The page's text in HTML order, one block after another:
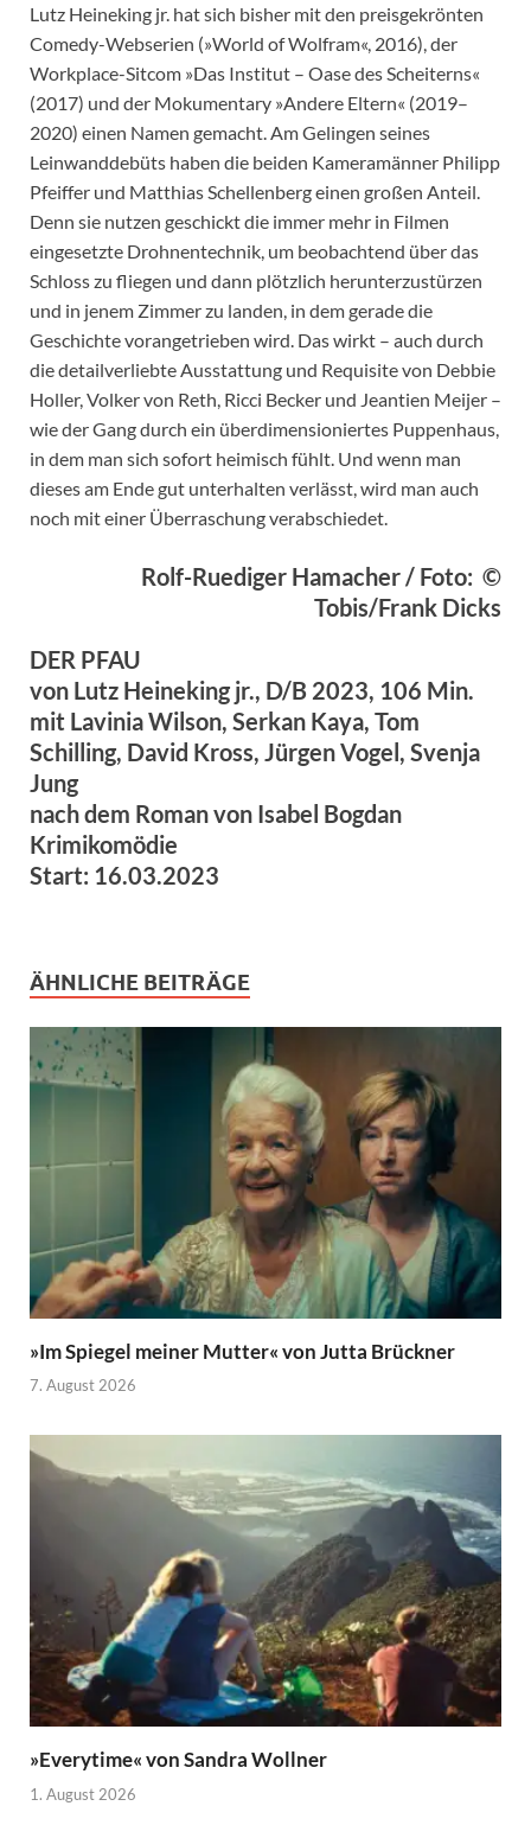
Lutz Heineking jr. hat sich bisher mit den preisgekrönten
Comedy-Webserien (»World of Wolfram«, 2016), der
Workplace-Sitcom »Das Institut – Oase des Scheiterns«
(2017) und der Mokumentary »Andere Eltern« (2019–
2020) einen Namen gemacht. Am Gelingen seines
Leinwanddebüts haben die beiden Kameramänner Philipp
Pfeiffer und Matthias Schellenberg einen großen Anteil.
Denn sie nutzen geschickt die immer mehr in Filmen
eingesetzte Drohnentechnik, um beobachtend über das
Schloss zu fliegen und dann plötzlich herunterzustürzen
und in jenem Zimmer zu landen, in dem gerade die
Geschichte vorangetrieben wird. Das wirkt – auch durch
die detailverliebte Ausstattung und Requisite von Debbie
Holler, Volker von Reth, Ricci Becker und Jeantien Meijer –
wie der Gang durch ein überdimensioniertes Puppenhaus,
in dem man sich sofort heimisch fühlt. Und wenn man
dieses am Ende gut unterhalten verlässt, wird man auch
noch mit einer Überraschung verabschiedet.
Rolf-Ruediger Hamacher / Foto: ©
Tobis/Frank Dicks
DER PFAU
von Lutz Heineking jr., D/B 2023, 106 Min.
mit Lavinia Wilson, Serkan Kaya, Tom
Schilling, David Kross, Jürgen Vogel, Svenja
Jung
nach dem Roman von Isabel Bogdan
Krimikomödie
Start: 16.03.2023
ÄHNLICHE BEITRÄGE
»Im Spiegel meiner Mutter« von Jutta Brückner
7. August 2026
»Everytime« von Sandra Wollner
1. August 2026